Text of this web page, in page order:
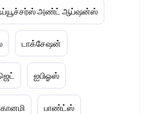
அண்ட் ஆப்ஷன்ஸ்
டாக்சேஷன்
ஐபிஓஸ்
பாண்ட்ஸ்